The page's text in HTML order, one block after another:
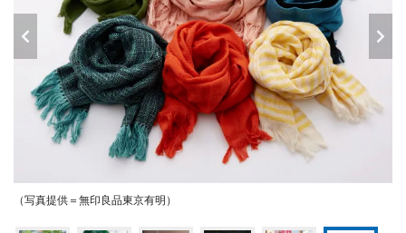
（写真提供＝無印良品東京有明）